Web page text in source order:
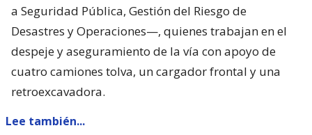
a Seguridad Pública, Gestión del Riesgo de
Desastres y Operaciones—, quienes trabajan en el
despeje y aseguramiento de la vía con apoyo de
cuatro camiones tolva, un cargador frontal y una
retroexcavadora.
Lee también...